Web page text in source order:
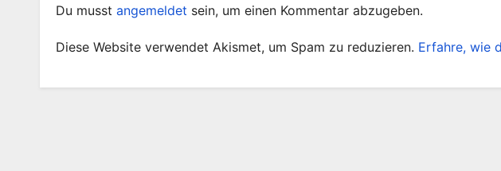
Du musst angemeldet sein, um einen Kommentar abzugeben.
Diese Website verwendet Akismet, um Spam zu reduzieren. Erfahre, wie